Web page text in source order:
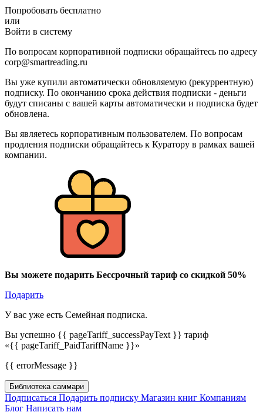
Попробовать бесплатно
или
Войти в систему
По вопросам корпоративной подписки обращайтесь по адресу
corp@smartreading.ru
Вы уже купили автоматически обновляемую (рекуррентную)
подписку. По окончанию срока действия подписки - деньги
будут списаны с вашей карты автоматически и подписка будет
обновлена.
Вы являетесь корпоративным пользователем. По вопросам
продления подписки обращайтесь к Куратору в рамках вашей
компании.
Вы можете подарить Бессрочный тариф со скидкой 50%
Подарить
У вас уже есть Семейная подписка.
Вы успешно {{ pageTariff_successPayText }} тариф
«{{ pageTariff_PaidTariffName }}»
{{ errorMessage }}
Библиотека саммари
Подписаться Подарить подписку Магазин книг Компаниям
Блог Написать нам